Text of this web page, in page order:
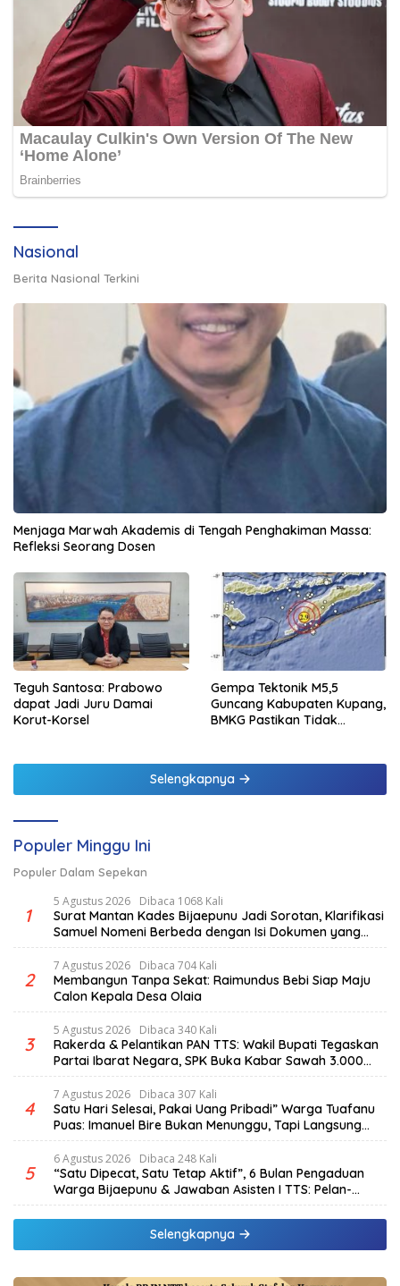
Nasional
Berita Nasional Terkini
Menjaga Marwah Akademis di Tengah Penghakiman Massa:
Refleksi Seorang Dosen
Teguh Santosa: Prabowo
dapat Jadi Juru Damai
Korut-Korsel
Gempa Tektonik M5,5
Guncang Kabupaten Kupang,
BMKG Pastikan Tidak
Selengkapnya
Populer Minggu Ini
Populer Dalam Sepekan
1
5 Agustus 2026 Dibaca 1068 Kali
Surat Mantan Kades Bijaepunu Jadi Sorotan, Klarifikasi
Samuel Nomeni Berbeda dengan Isi Dokumen yang
Beredar
2
7 Agustus 2026 Dibaca 704 Kali
Membangun Tanpa Sekat: Raimundus Bebi Siap Maju
Calon Kepala Desa Olaia
3
5 Agustus 2026 Dibaca 340 Kali
Rakerda & Pelantikan PAN TTS: Wakil Bupati Tegaskan
Partai Ibarat Negara, SPK Buka Kabar Sawah 3.000
Hektar & Larangan Politik Uang
4
7 Agustus 2026 Dibaca 307 Kali
Satu Hari Selesai, Pakai Uang Pribadi” Warga Tuafanu
Puas: Imanuel Bire Bukan Menunggu, Tapi Langsung
Bekerja
5
6 Agustus 2026 Dibaca 248 Kali
“Satu Dipecat, Satu Tetap Aktif”, 6 Bulan Pengaduan
Warga Bijaepunu & Jawaban Asisten I TTS: Pelan-
pelan, Tapi Pasti.
Selengkapnya